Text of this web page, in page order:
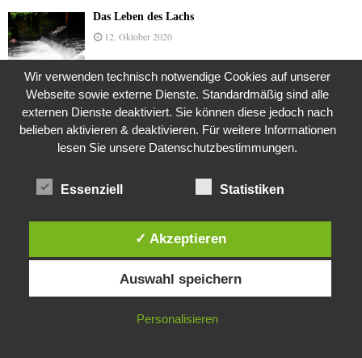
Das Leben des Lachs
12. Oktober 2020
Die Geschichte der Kubushäuser
9. Juli 2018
Was ist denn das? -Mars „SOL 735“ Rover Curiosity
Diese Website verwendet Cookies. Durch die weitere Nutzung dieser
Website stimmst du der Verwendung von Cookies zu.
IN ORDNUNG
Wir verwenden technisch notwendige Cookies auf unserer
Webseite sowie externe Dienste. Standardmäßig sind alle
externen Dienste deaktiviert. Sie können diese jedoch nach
belieben aktivieren & deaktivieren. Für weitere Informationen
lesen Sie unsere Datenschutzbestimmungen.
Essenziell Statistiken
✓ Akzeptieren
Auswahl speichern
Personalisieren